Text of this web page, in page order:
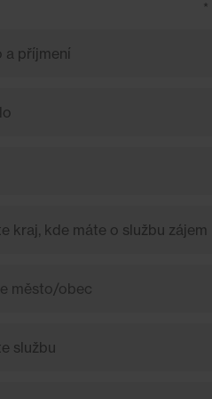
*
město/obec